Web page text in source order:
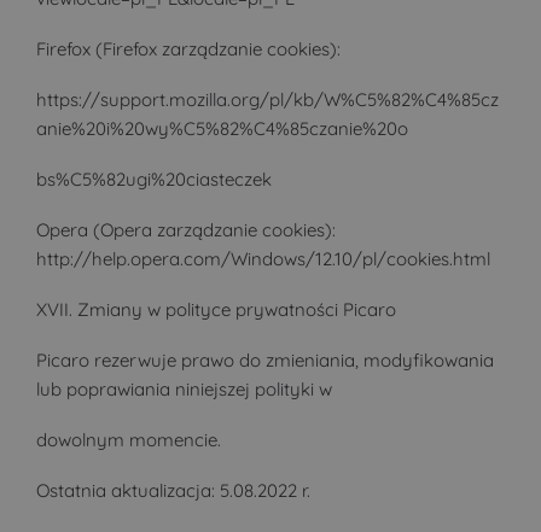
Firefox (Firefox zarządzanie cookies):
https://support.mozilla.org/pl/kb/W%C5%82%C4%85cz
anie%20i%20wy%C5%82%C4%85czanie%20o
bs%C5%82ugi%20ciasteczek
Opera (Opera zarządzanie cookies):
http://help.opera.com/Windows/12.10/pl/cookies.html
XVII. Zmiany w polityce prywatności Picaro
Picaro rezerwuje prawo do zmieniania, modyfikowania
lub poprawiania niniejszej polityki w
dowolnym momencie.
Ostatnia aktualizacja: 5.08.2022 r.